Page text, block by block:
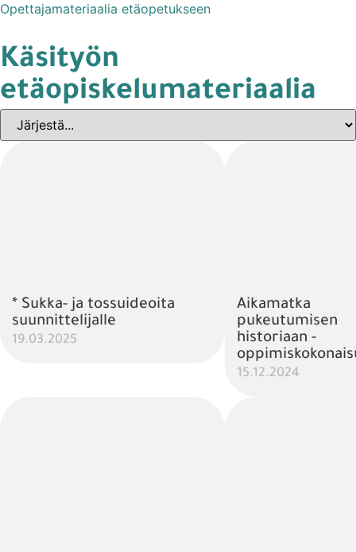
Opettajamateriaalia etäopetukseen
Käsityön
etäopiskelumateriaalia
* Sukka- ja tossuideoita
suunnittelijalle
19.03.2025
Aikamatka
pukeutumisen
historiaan -
15.12.2024